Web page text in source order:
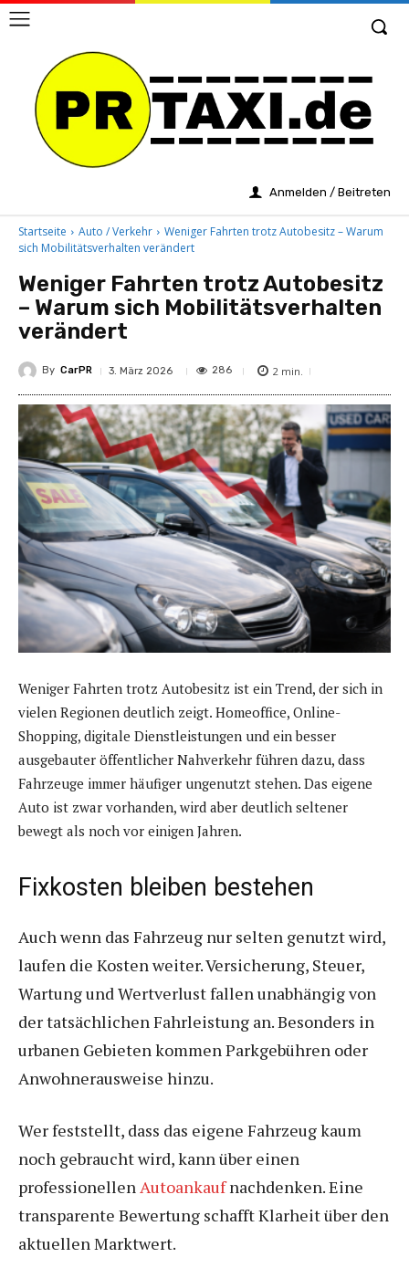
Anmelden / Beitreten
Startseite Auto / Verkehr
Weniger Fahrten trotz Autobesitz – Warum
sich Mobilitätsverhalten verändert
Weniger Fahrten trotz Autobesitz
– Warum sich Mobilitätsverhalten
verändert
By CarPR 3. März 2026 286 2 min.
Weniger Fahrten trotz Autobesitz ist ein Trend, der sich in
vielen Regionen deutlich zeigt. Homeoffice, Online-
Shopping, digitale Dienstleistungen und ein besser
ausgebauter öffentlicher Nahverkehr führen dazu, dass
Fahrzeuge immer häufiger ungenutzt stehen. Das eigene
Auto ist zwar vorhanden, wird aber deutlich seltener
bewegt als noch vor einigen Jahren.
Fixkosten bleiben bestehen
Auch wenn das Fahrzeug nur selten genutzt wird,
laufen die Kosten weiter. Versicherung, Steuer,
Wartung und Wertverlust fallen unabhängig von
der tatsächlichen Fahrleistung an. Besonders in
urbanen Gebieten kommen Parkgebühren oder
Anwohnerausweise hinzu.
Wer feststellt, dass das eigene Fahrzeug kaum
noch gebraucht wird, kann über einen
professionellenAutoankaufnachdenken. Eine
transparente Bewertung schafft Klarheit über den
aktuellen Marktwert.